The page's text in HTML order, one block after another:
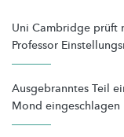
Uni Cambridge prüft
Professor
Ausgebranntes Teil
Mond eingeschlagen